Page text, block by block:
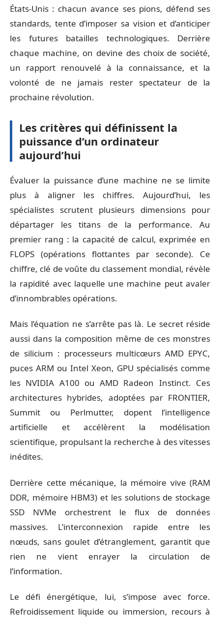
États-Unis : chacun avance ses pions, défend ses
standards, tente d’imposer sa vision et d’anticiper
les futures batailles technologiques. Derrière
chaque machine, on devine des choix de société,
un rapport renouvelé à la connaissance, et la
volonté de ne jamais rester spectateur de la
prochaine révolution.
Les critères qui définissent la
puissance d’un ordinateur
aujourd’hui
Évaluer la puissance d’une machine ne se limite
plus à aligner les chiffres. Aujourd’hui, les
spécialistes scrutent plusieurs dimensions pour
départager les titans de la performance. Au
premier rang : la capacité de calcul, exprimée en
FLOPS (opérations flottantes par seconde). Ce
chiffre, clé de voûte du classement mondial, révèle
la rapidité avec laquelle une machine peut avaler
d’innombrables opérations.
Mais l’équation ne s’arrête pas là. Le secret réside
aussi dans la composition même de ces monstres
de silicium : processeurs multicœurs AMD EPYC,
puces ARM ou Intel Xeon, GPU spécialisés comme
les NVIDIA A100 ou AMD Radeon Instinct. Ces
architectures hybrides, adoptées par FRONTIER,
Summit ou Perlmutter, dopent l’intelligence
artificielle et accélèrent la modélisation
scientifique, propulsant la recherche à des vitesses
inédites.
Derrière cette mécanique, la mémoire vive (RAM
DDR, mémoire HBM3) et les solutions de stockage
SSD NVMe orchestrent le flux de données
massives. L’interconnexion rapide entre les
nœuds, sans goulet d’étranglement, garantit que
rien ne vient enrayer la circulation de
l’information.
Le défi énergétique, lui, s’impose avec force.
Refroidissement liquide ou immersion, recours à